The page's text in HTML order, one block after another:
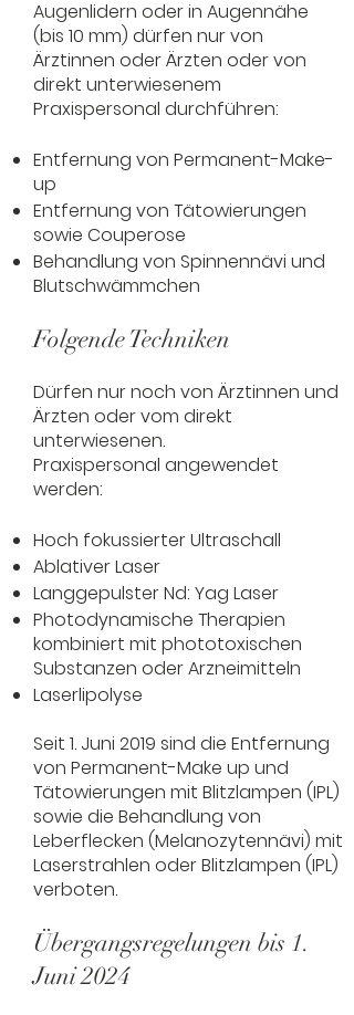
Augenlidern oder in Augennähe
(bis 10 mm) dürfen nur von
Ärztinnen oder Ärzten oder von
direkt unterwiesenem
Praxispersonal durchführen:
Entfernung von Permanent-Make-
up
Entfernung von Tätowierungen
sowie Couperose
Behandlung von Spinnennävi und
Blutschwämmchen
Folgende Techniken
Dürfen nur noch von Ärztinnen und
Ärzten oder vom direkt
unterwiesenen.
Praxispersonal angewendet
werden:
Hoch fokussierter Ultraschall
Ablativer Laser
Langgepulster Nd: Yag Laser
Photodynamische Therapien
kombiniert mit phototoxischen
Substanzen oder Arzneimitteln
Laserlipolyse
Seit 1. Juni 2019 sind die Entfernung
von Permanent-Make up und
Tätowierungen mit Blitzlampen (IPL)
sowie die Behandlung von
Leberflecken (Melanozytennävi) mit
Laserstrahlen oder Blitzlampen (IPL)
verboten.
Übergangsregelungen bis 1.
Juni 2024